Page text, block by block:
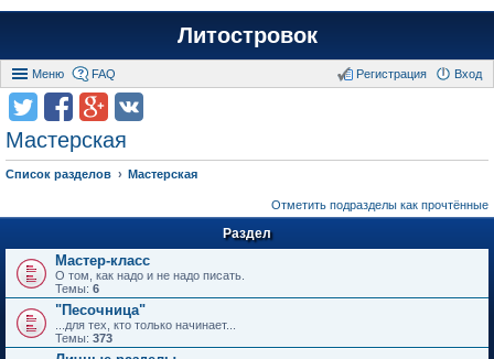
Литостровок
Меню FAQ Вход
Регистрация
Мастерская
Список разделов Мастерская
Отметить подразделы как прочтённые
Раздел
Мастер-класс
О том, как надо и не надо писать.
Темы: 6
"Песочница"
...для тех, кто только начинает...
Темы: 373